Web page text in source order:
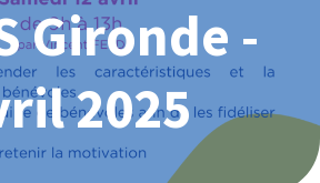
Gironde -
2025